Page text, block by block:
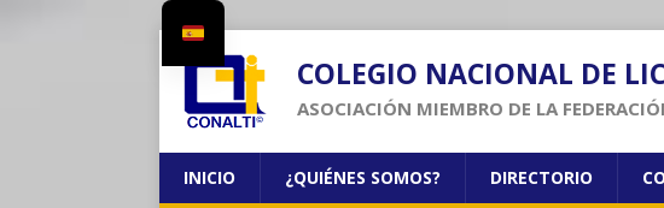
COLEGIO NACIONAL DE
ASOCIACIÓN MIEMBRO DE LA
INICIO ¿QUIÉNES SOMOS? DIRECTORIO